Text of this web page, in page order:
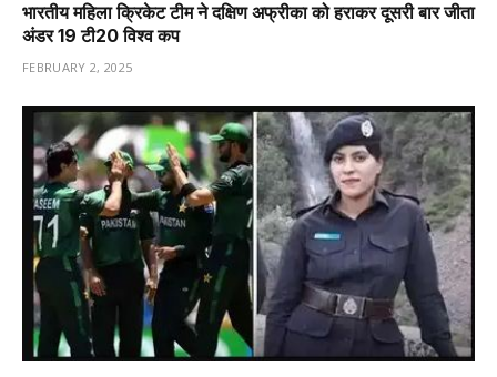
भारतीय महिला क्रिकेट टीम ने दक्षिण अफ्रीका को हराकर दूसरी बार जीता
अंडर 19 टी20 विश्व कप
FEBRUARY 2, 2025